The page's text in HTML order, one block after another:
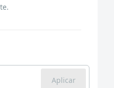
Aplicar